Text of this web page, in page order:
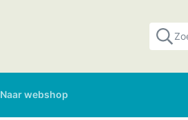
Naar webshop